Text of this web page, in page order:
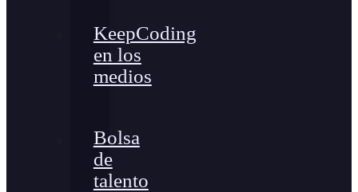
KeepCoding
en los
medios
Bolsa
de
talento